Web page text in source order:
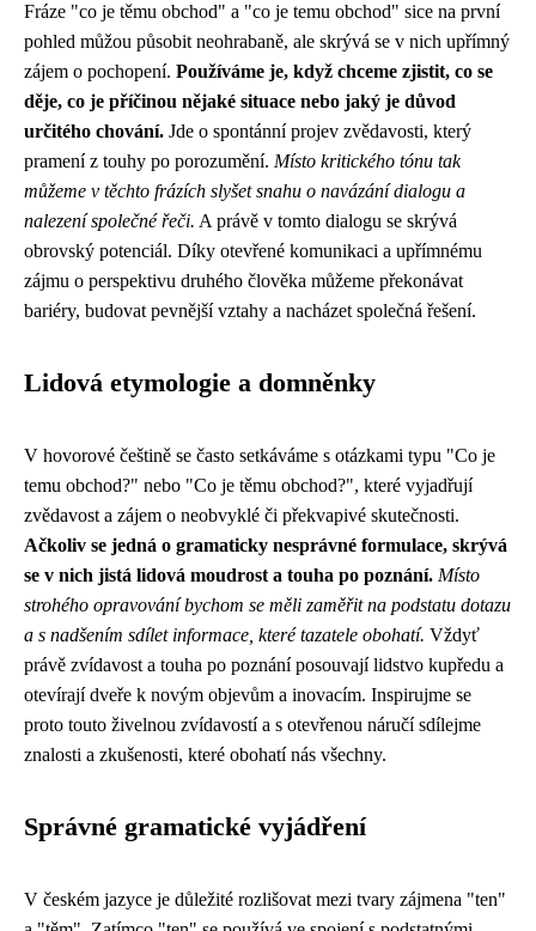
Fráze "co je těmu obchod" a "co je temu obchod" sice na první
pohled můžou působit neohrabaně, ale skrývá se v nich upřímný
zájem o pochopení. Používáme je, když chceme zjistit, co se
děje, co je příčinou nějaké situace nebo jaký je důvod
určitého chování. Jde o spontánní projev zvědavosti, který
pramení z touhy po porozumění. Místo kritického tónu tak
můžeme v těchto frázích slyšet snahu o navázání dialogu a
nalezení společné řeči. A právě v tomto dialogu se skrývá
obrovský potenciál. Díky otevřené komunikaci a upřímnému
zájmu o perspektivu druhého člověka můžeme překonávat
bariéry, budovat pevnější vztahy a nacházet společná řešení.
Lidová etymologie a domněnky
V hovorové češtině se často setkáváme s otázkami typu "Co je
temu obchod?" nebo "Co je těmu obchod?", které vyjadřují
zvědavost a zájem o neobvyklé či překvapivé skutečnosti.
Ačkoliv se jedná o gramaticky nesprávné formulace, skrývá
se v nich jistá lidová moudrost a touha po poznání. Místo
strohého opravování bychom se měli zaměřit na podstatu dotazu
a s nadšením sdílet informace, které tazatele obohatí. Vždyť
právě zvídavost a touha po poznání posouvají lidstvo kupředu a
otevírají dveře k novým objevům a inovacím. Inspirujme se
proto touto živelnou zvídavostí a s otevřenou náručí sdílejme
znalosti a zkušenosti, které obohatí nás všechny.
Správné gramatické vyjádření
V českém jazyce je důležité rozlišovat mezi tvary zájmena "ten"